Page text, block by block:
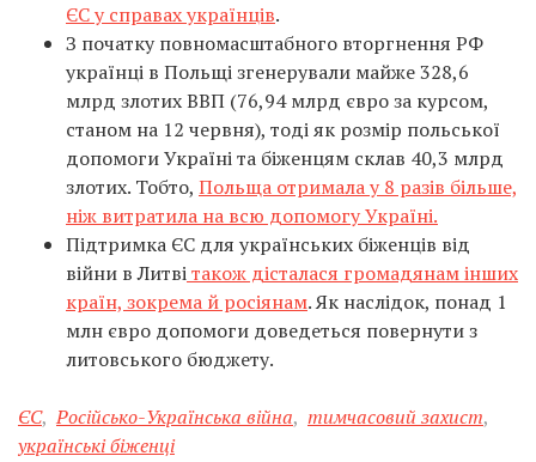
ЄС у справах українців.
З початку повномасштабного вторгнення РФ
українці в Польщі згенерували майже 328,6
млрд злотих ВВП (76,94 млрд євро за курсом,
станом на 12 червня), тоді як розмір польської
допомоги Україні та біженцям склав 40,3 млрд
злотих. Тобто, Польща отримала у 8 разів більше,
ніж витратила на всю допомогу Україні.
Підтримка ЄС для українських біженців від
війни в Литвітакож дісталася громадянам інших
країн, зокрема й росіянам. Як наслідок, понад 1
млн євро допомоги доведеться повернути з
литовського бюджету.
ЄС, Російсько-Українська війна, тимчасовий захист,
українські біженці